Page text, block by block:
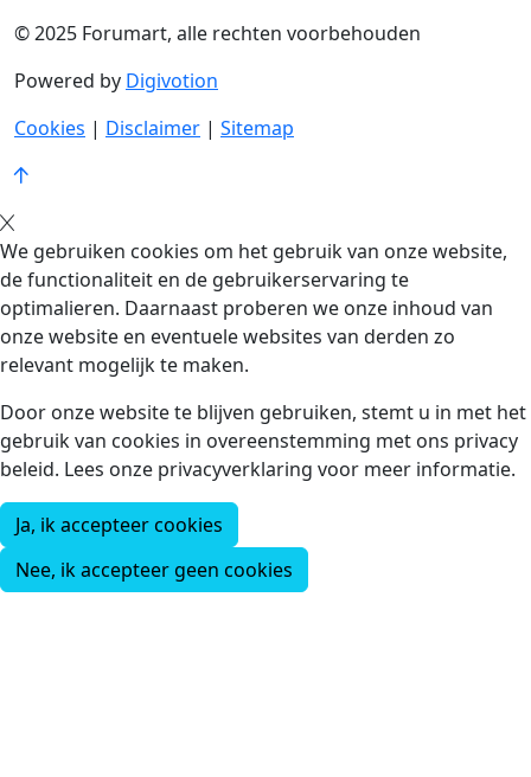
© 2025 Forumart, alle rechten voorbehouden
Powered by Digivotion
Cookies | Disclaimer | Sitemap
We gebruiken cookies om het gebruik van onze website,
de functionaliteit en de gebruikerservaring te
optimalieren. Daarnaast proberen we onze inhoud van
onze website en eventuele websites van derden zo
relevant mogelijk te maken.
Door onze website te blijven gebruiken, stemt u in met het
gebruik van cookies in overeenstemming met ons privacy
beleid. Lees onze privacyverklaring voor meer informatie.
Ja, ik accepteer cookies
Nee, ik accepteer geen cookies